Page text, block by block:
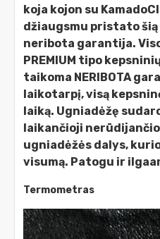
koja kojon su
džiaugsmu pristato
neribota garantija.
PREMIUM tipo
taikoma NERIBOTA
laikotarpį, visą
laiką. Ugniadėžę
laikančioji
ugniadėžės dalys,
visumą. Patogu ir
Termometras